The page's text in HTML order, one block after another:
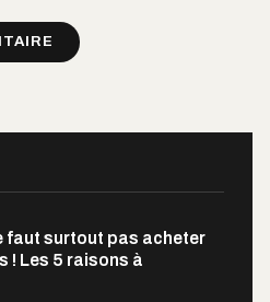
faut surtout pas acheter
! Les 5 raisons à